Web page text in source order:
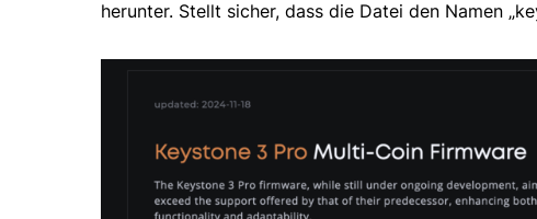
herunter. Stellt sicher, dass die Datei den Namen